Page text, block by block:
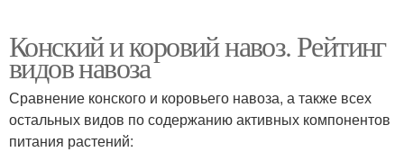
Конский и коровий навоз. Рейтинг
видов навоза
Сравнение конского и коровьего навоза, а также всех
остальных видов по содержанию активных компонентов
питания растений: